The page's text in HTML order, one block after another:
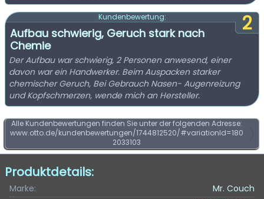
2
Kundenbewertung:
Aufbau schwierig, Geruch stark nach
Chemie
Der Aufbau war schwierig, 2 Personen anwesend, einer
davon war ein Handwerker. Beim Auspacken starker
chemischer Geruch, Bei Gebrauch Nasen- Augenreizung
und Kopfschmerzen, wende mich an Hersteller.
Alle Kundenbewertungen finden Sie unter der folgenden Adresse:
www.otto.de/kundenbewertungen/1744812520/#variationId=180
2033103
Produktdetails:
Marke:
Mr. Couch